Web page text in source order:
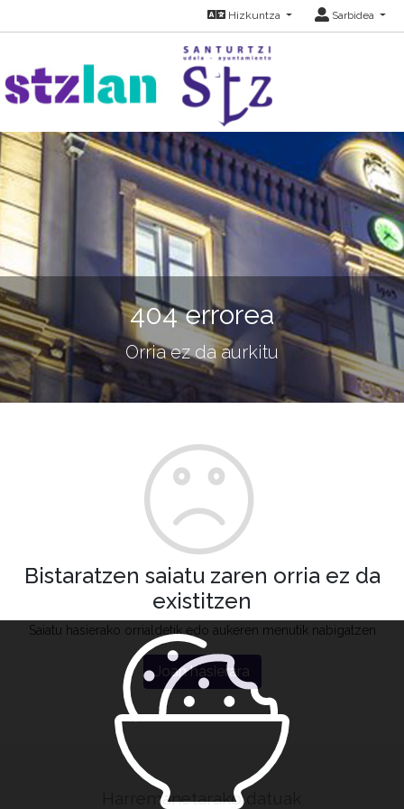
Hizkuntza Sarbidea
404 errorea
Orria ez da aurkitu
Bistaratzen saiatu zaren orria ez da
existitzen
Saiatu hasierako orrialdetik edo aukeren menutik nabigatzen
Joan hasierara
Harremanetarako datuak